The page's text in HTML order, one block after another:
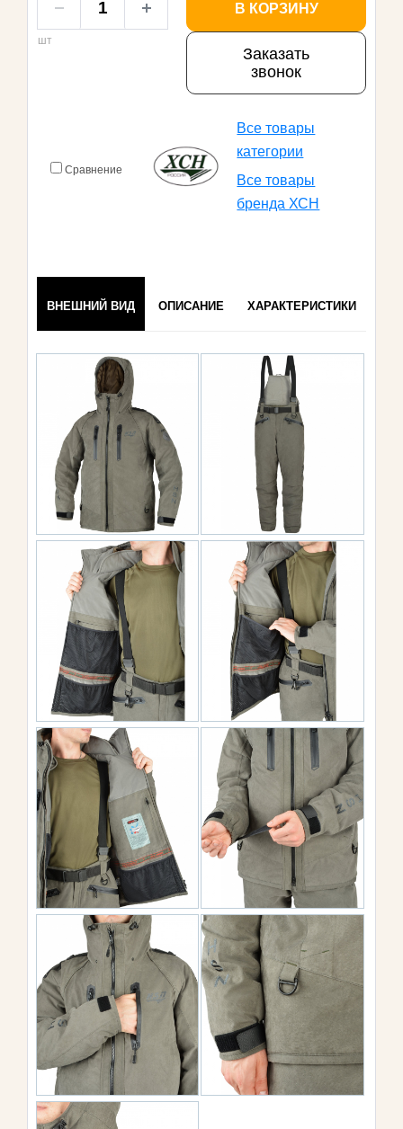
шт
В КОРЗИНУ
Заказать
звонок
Сравнение
Все товары
категории
Все товары
бренда ХСН
ВНЕШНИЙ ВИД ОПИСАНИЕ ХАРАКТЕРИСТИКИ